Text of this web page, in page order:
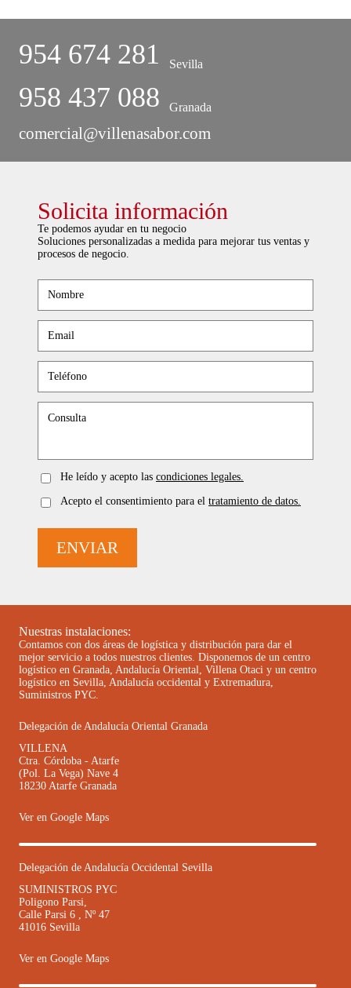
954 674 281 Sevilla
958 437 088 Granada
comercial@villenasabor.com
Solicita información
Te podemos ayudar en tu negocio
Soluciones personalizadas a medida para mejorar tus ventas y
procesos de negocio.
He leído y acepto las condiciones legales.
Acepto el consentimiento para el tratamiento de datos.
ENVIAR
Nuestras instalaciones:
Contamos con dos áreas de logística y distribución para dar el
mejor servicio a todos nuestros clientes. Disponemos de un centro
logístico en Granada, Andalucía Oriental, Villena Otaci y un centro
logístico en Sevilla, Andalucía occidental y Extremadura,
Suministros PYC.
Delegación de Andalucía Oriental Granada
VILLENA
Ctra. Córdoba - Atarfe
(Pol. La Vega) Nave 4
18230 Atarfe Granada
Ver en Google Maps
Delegación de Andalucía Occidental Sevilla
SUMINISTROS PYC
Poligono Parsi,
Calle Parsi 6 , Nº 47
41016 Sevilla
Ver en Google Maps